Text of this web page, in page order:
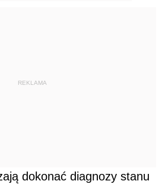
REKLAMA
dokonać diagnozy stanu